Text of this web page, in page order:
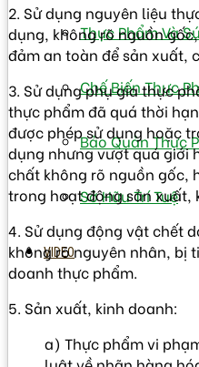
Thực Phẩm Và
Chế Biến Thực
Bảo Quản Thực
Sở Hữu Trí Tuệ
VIDEO
2. Sử dụng nguyên liệu
dụng, không rõ nguồn
đảm an toàn để sản xuất,
3. Sử dụng phụ gia thực
thực phẩm đã quá thời
được phép sử dụng hoặc
dụng nhưng vượt quá giới
chất không rõ nguồn gốc,
trong hoạt động sản xuất,
4. Sử dụng động vật chết
không rõ nguyên nhân, bị
doanh thực phẩm.
5. Sản xuất, kinh doanh:
a) Thực phẩm vi